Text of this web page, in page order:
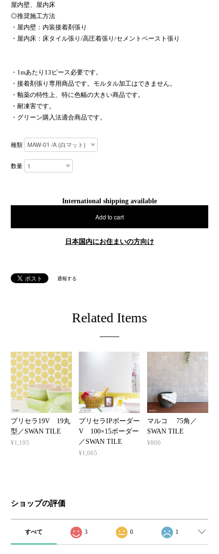
屋内壁、屋内床
◎推奨施工方法
・屋内壁：内装接着剤張り
・屋内床：床タイル張り/高圧着張り/セメントペースト張り
・1mあたり13ピース必要です。
・接着剤張り専用商品です。モルタル加工はできません。
・釉薬の特性上、特に色幅の大きい商品です。
・耐凍害です。
・グリーン購入法適合商品です。
種類
数量
International shipping available
Add to cart
日本国内にお住まいの方向け
通報する
Related Items
プリセラ19V 19丸
型／SWAN TILE
¥1,195
プリセラIPボーダー
V 100×15ボーダー
／SWAN TILE
¥1,065
マルコ 75角／
SWAN TILE
¥800
ショップの評価
すべて 3 0 1